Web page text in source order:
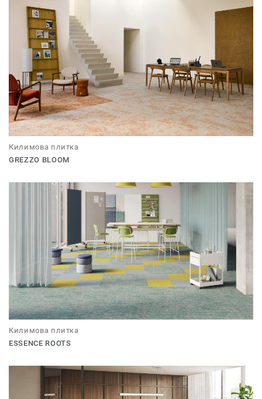
Килимова плитка
GREZZO BLOOM
Килимова плитка
ESSENCE ROOTS